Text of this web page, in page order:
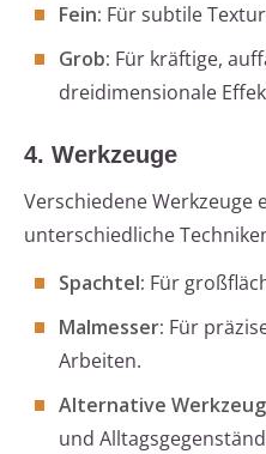
Fein: Für subtile
Grob: Für kräftige,
dreidimensionale
4. Werkzeuge
Verschiedene Werkzeuge
unterschiedliche
Spachtel: Für
Malmesser: Für
Arbeiten.
Alternative
und